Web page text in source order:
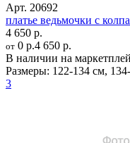
Арт. 20692
платье ведьмочки с
4 650 р.
от 0 р.4 650 р.
В наличии на
Размеры: 122-134 см,
3